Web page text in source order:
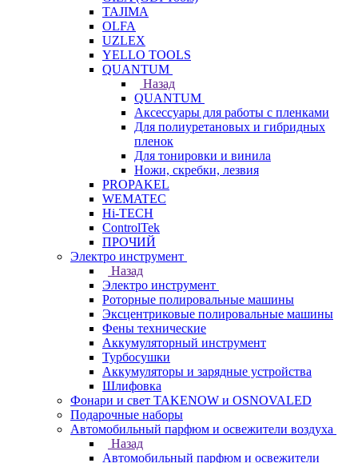
TAJIMA
OLFA
UZLEX
YELLO TOOLS
QUANTUM
Назад
QUANTUM
Аксессуары для работы с пленками
Для полиуретановых и гибридных
пленок
Для тонировки и винила
Ножи, скребки, лезвия
PROPAKEL
WEMATEC
Hi-TECH
ControlTek
ПРОЧИЙ
Электро инструмент
Назад
Электро инструмент
Роторные полировальные машины
Эксцентриковые полировальные машины
Фены технические
Аккумуляторный инструмент
Турбосушки
Аккумуляторы и зарядные устройства
Шлифовка
Фонари и свет TAKENOW и OSNOVALED
Подарочные наборы
Автомобильный парфюм и освежители воздуха
Назад
Автомобильный парфюм и освежители